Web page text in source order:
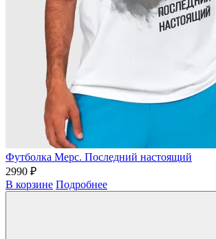
Футболка Мерс. Последний настоящий
2990 ₽
В корзине Подробнее